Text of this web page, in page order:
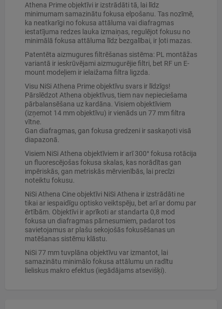
Athena Prime objektīvi ir izstrādāti tā, lai līdz
minimumam samazinātu fokusa elpošanu. Tas nozīmē,
ka neatkarīgi no fokusa attāluma vai diafragmas
iestatījuma redzes lauka izmaiņas, regulējot fokusu no
minimālā fokusa attāluma līdz bezgalībai, ir ļoti mazas.
Patentēta aizmugures filtrēšanas sistēma: PL montāžas
variantā ir ieskrūvējami aizmugurējie filtri, bet RF un E-
mount modeļiem ir ielaižama filtra ligzda.
Visu NiSi Athena Prime objektīvu svars ir līdzīgs!
Pārslēdzot Athena objektīvus, tiem nav nepieciešama
pārbalansēšana uz kardāna. Visiem objektīviem
(izņemot 14 mm objektīvu) ir vienāds un 77 mm filtra
vītne.
Gan diafragmas, gan fokusa gredzeni ir saskaņoti visā
diapazonā.
Visiem NiSi Athena objektīviem ir arī 300° fokusa rotācija
un fluorescējošas fokusa skalas, kas norādītas gan
impēriskās, gan metriskās mērvienībās, lai precīzi
noteiktu fokusu.
NiSi Athena Cine objektīvi NiSi Athena ir izstrādāti ne
tikai ar iespaidīgu optisko veiktspēju, bet arī ar domu par
ērtībām. Objektīvi ir aprīkoti ar standarta 0,8 mod
fokusa un diafragmas pārnesumiem, padarot tos
savietojamus ar plašu sekojošās fokusēšanas un
matēšanas sistēmu klāstu.
NiSi 77 mm tuvplāna objektīvu var izmantot, lai
samazinātu minimālo fokusa attālumu un radītu
lieliskus makro efektus (iegādājams atsevišķi).